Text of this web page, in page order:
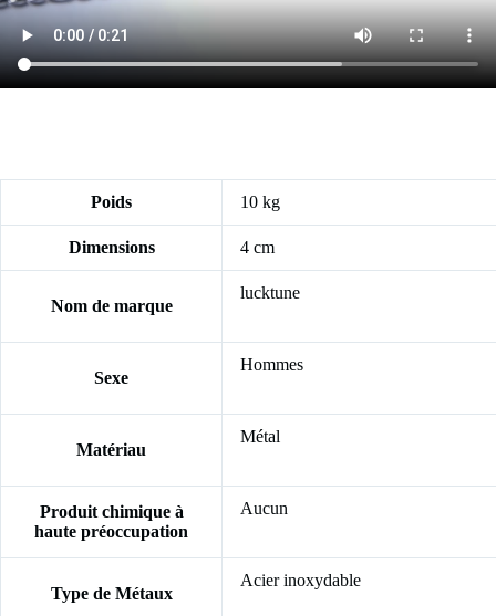
Poids 10 kg
Dimensions 4 cm
Nom de marque
lucktune
Sexe
Hommes
Matériau
Métal
Produit chimique à
haute préoccupation
Aucun
Type de Métaux
Acier inoxydable